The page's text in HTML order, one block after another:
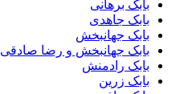
بابک برهانی
بابک جاهدی
بابک جهانبخش
بابک جهانبخش و رضا صادقی
بابک رادمنش
بابک زرین